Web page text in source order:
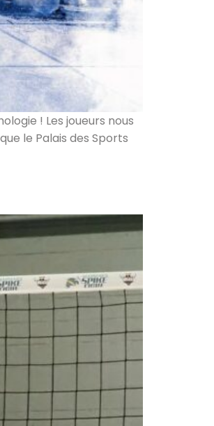
! Les joueurs nous
le Palais des Sports